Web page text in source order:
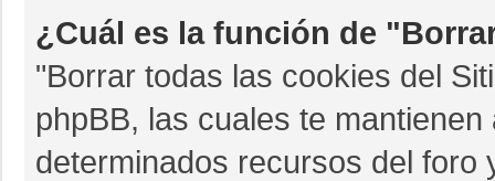
¿Cuál es la función de
"Borrar todas las cookies del
phpBB, las cuales te
determinados recursos del foro